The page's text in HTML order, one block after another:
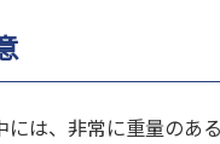
は、非常に重量のあ